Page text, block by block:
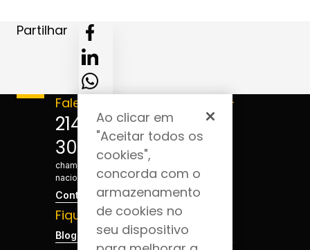
Partilhar
Fale connosco
214 124
300
*Custo de
chamada para a rede fixa
nacional
Contactos
Fique por dentro
Blog da Saúde
Acompanhe-
Ao clicar em
"Aceitar todos os
cookies",
concorda com o
armazenamento
de cookies no
seu dispositivo